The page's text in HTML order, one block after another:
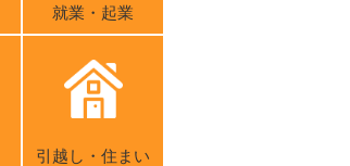
就業・起業
引越し・住まい